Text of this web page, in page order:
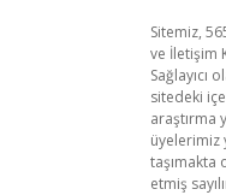
Sitemiz,
ve İletişim
Sağlayıcı
sitedeki
araştırma
üyelerimiz
taşımakta
etmiş